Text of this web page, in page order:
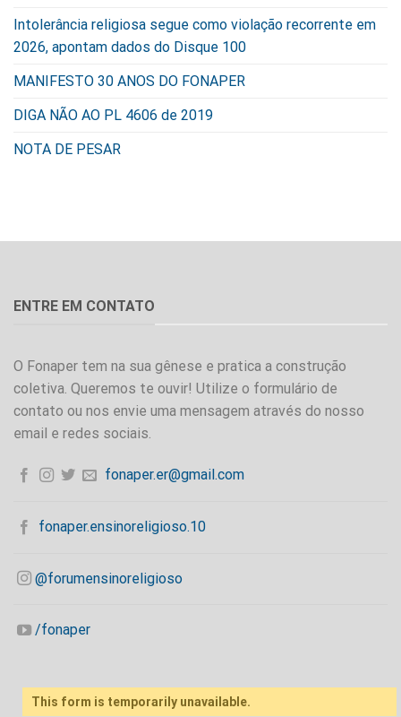
Intolerância religiosa segue como violação recorrente em
2026, apontam dados do Disque 100
MANIFESTO 30 ANOS DO FONAPER
DIGA NÃO AO PL 4606 de 2019
NOTA DE PESAR
ENTRE EM CONTATO
O Fonaper tem na sua gênese e pratica a construção
coletiva. Queremos te ouvir! Utilize o formulário de
contato ou nos envie uma mensagem através do nosso
email e redes sociais.
fonaper.er@gmail.com
fonaper.ensinoreligioso.10
@forumensinoreligioso
/fonaper
This form is temporarily unavailable.